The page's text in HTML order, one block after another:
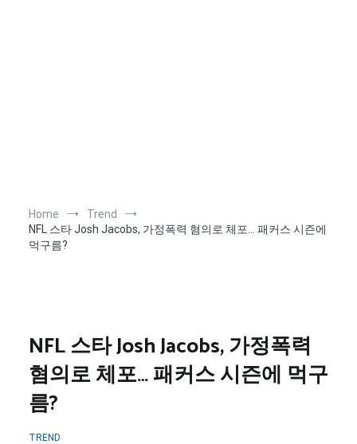
Home
Trend
NFL 스타 Josh Jacobs, 가정폭력 혐의로 체포… 패커스 시즌에
먹구름?
NFL 스타 Josh Jacobs, 가정폭력
혐의로 체포… 패커스 시즌에 먹구
름?
TREND